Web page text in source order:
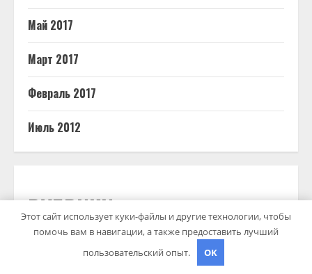
Май 2017
Март 2017
Февраль 2017
Июль 2012
РУБРИКИ
Этот сайт использует куки-файлы и другие технологии, чтобы
помочь вам в навигации, а также предоставить лучший
пользовательский опыт.
OK